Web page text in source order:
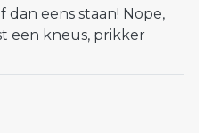
eens staan! Nope,
een kneus, prikker